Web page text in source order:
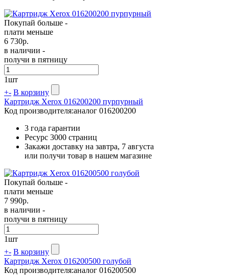
Покупай больше -
плати меньше
6 730р.
в наличии -
получи в пятницу
1шт
+- В корзину
Картридж Xerox 016200200 пурпурный
Код производителя:аналог 016200200
3 года гарантии
Ресурс 3000 страниц
Закажи доставку на завтра, 7 августа
или получи товар в нашем магазине
Покупай больше -
плати меньше
7 990р.
в наличии -
получи в пятницу
1шт
+- В корзину
Картридж Xerox 016200500 голубой
Код производителя:аналог 016200500